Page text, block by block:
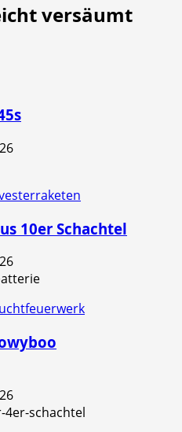
versäumt
10er Schachtel